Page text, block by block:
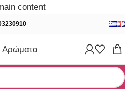
content